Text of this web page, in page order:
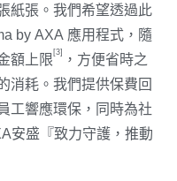
紙張。我們希望透過此
by AXA 應用程式，隨
額上限 [3]
，方便省時之
消耗。我們提供保費回
工響應環保，同時為社
安盛『致力守護，推動